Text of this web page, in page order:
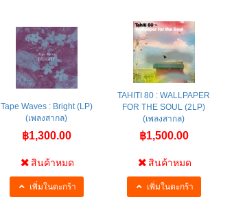
Tape Waves : Bright (LP)
(เพลงสากล)
฿1,300.00
สินค้าหมด
เพิ่มในตะกร้า
TAHITI 80 : WALLPAPER
FOR THE SOUL (2LP)
(เพลงสากล)
฿1,500.00
สินค้าหมด
เพิ่มในตะกร้า